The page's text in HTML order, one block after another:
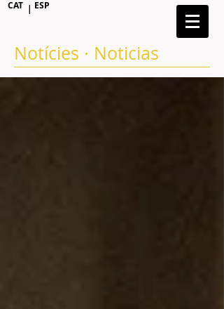
CAT | ESP
Notícies · Noticias